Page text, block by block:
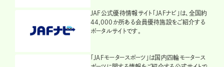
JAF公式優待情報サイト「JAFナビ」は、全国約
44,000か所ある会員優待施設をご紹介する
ポータルサイトです。
「JAFモータースポーツ」は国内四輪モータース